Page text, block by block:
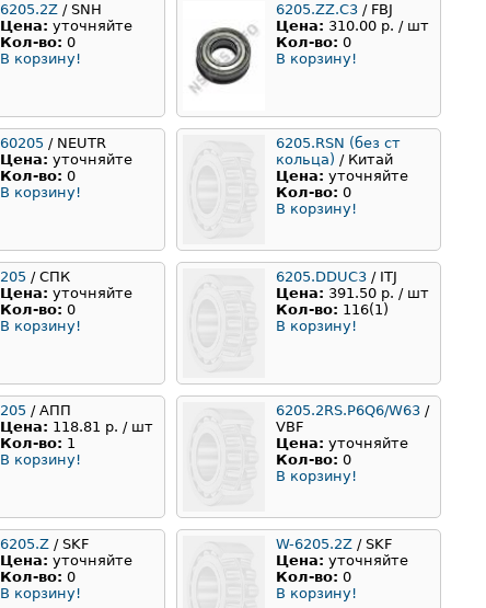
6205.2Z / SNH
Цена: уточняйте
Кол-во: 0
В корзину!
6205.ZZ.C3 / FBJ
Цена: 310.00 р. / шт
Кол-во: 0
В корзину!
60205 / NEUTR
Цена: уточняйте
Кол-во: 0
В корзину!
6205.RSN (без ст
кольца) / Китай
Цена: уточняйте
Кол-во: 0
В корзину!
205 / СПК
Цена: уточняйте
Кол-во: 0
В корзину!
6205.DDUC3 / ITJ
Цена: 391.50 р. / шт
Кол-во: 116(1)
В корзину!
205 / АПП
Цена: 118.81 р. / шт
Кол-во: 1
В корзину!
6205.2RS.P6Q6/W63 /
VBF
Цена: уточняйте
Кол-во: 0
В корзину!
6205.Z / SKF
Цена: уточняйте
Кол-во: 0
В корзину!
W-6205.2Z / SKF
Цена: уточняйте
Кол-во: 0
В корзину!